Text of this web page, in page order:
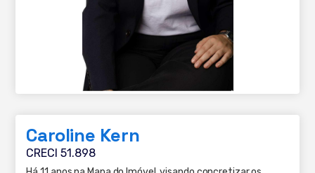
Caroline Kern
CRECI 51.898